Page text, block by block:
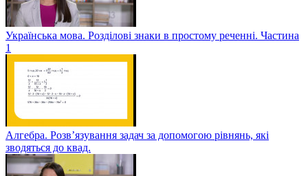
Українська мова. Розділові знаки в простому реченні. Частина
1
Алгебра. Розв’язування задач за допомогою рівнянь, які
зводяться до квад.